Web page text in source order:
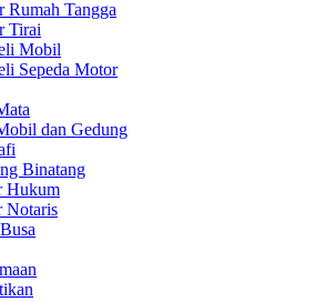
Rumah Tangga
Tirai
Mobil
Sepeda Motor
dan Gedung
Binatang
Hukum
Notaris